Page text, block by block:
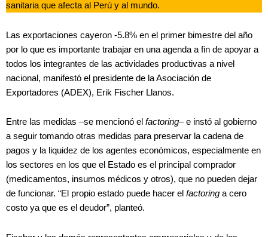
sanitaria que afecta al Perú y al mundo.
Las exportaciones cayeron -5.8% en el primer bimestre del año
por lo que es importante trabajar en una agenda a fin de apoyar a
todos los integrantes de las actividades productivas a nivel
nacional, manifestó el presidente de la Asociación de
Exportadores (ADEX), Erik Fischer Llanos.
Entre las medidas –se mencionó el factoring– e instó al gobierno
a seguir tomando otras medidas para preservar la cadena de
pagos y la liquidez de los agentes económicos, especialmente en
los sectores en los que el Estado es el principal comprador
(medicamentos, insumos médicos y otros), que no pueden dejar
de funcionar. “El propio estado puede hacer el factoring a cero
costo ya que es el deudor”, planteó.